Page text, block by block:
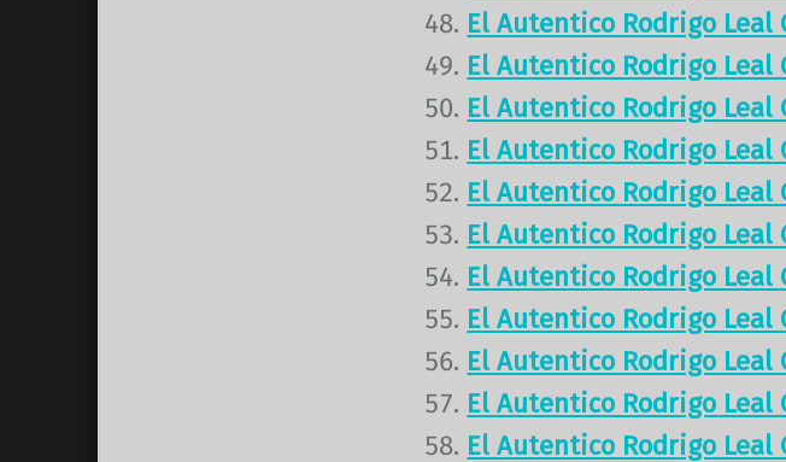
El Autentico Rodrigo Leal
El Autentico Rodrigo Leal
El Autentico Rodrigo Leal
El Autentico Rodrigo Leal
El Autentico Rodrigo Leal
El Autentico Rodrigo Leal
El Autentico Rodrigo Leal
El Autentico Rodrigo Leal
El Autentico Rodrigo Leal
El Autentico Rodrigo Leal
El Autentico Rodrigo Leal